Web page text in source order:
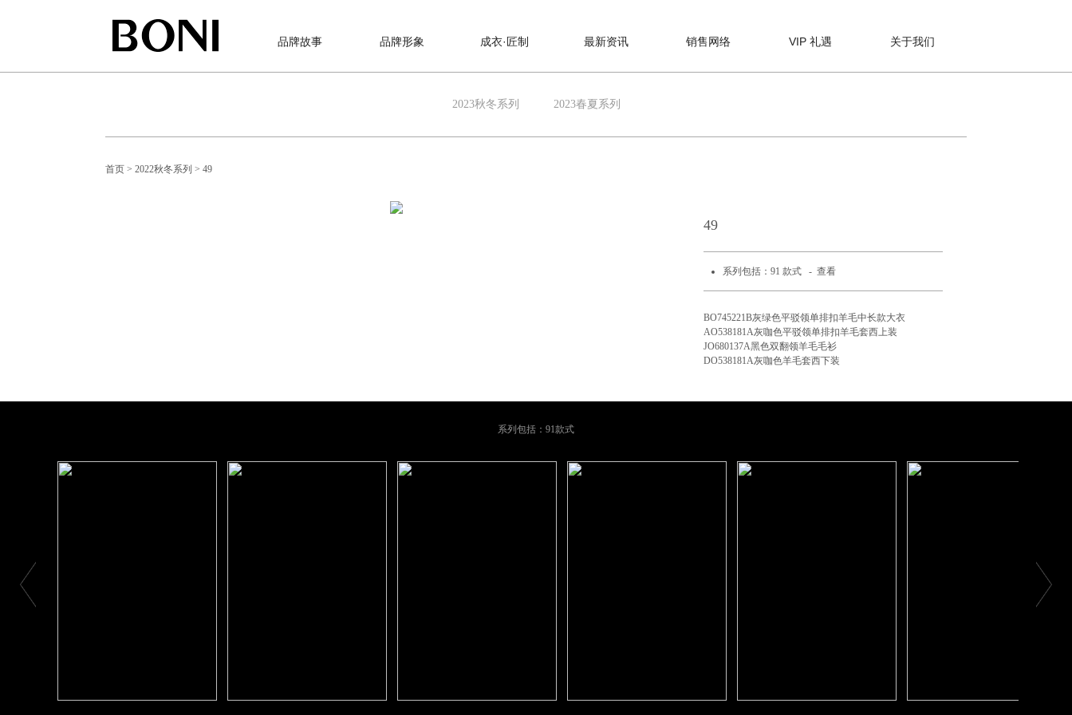
品牌故事 品牌形象 成衣·匠制 最新资讯 销售网络 VIP 礼遇 关于我们
2023秋冬系列 2023春夏系列
首页 > 2022秋冬系列 > 49
49
系列包括：91 款式 - 查看
BO745221B灰绿色平驳领单排扣羊毛中长款大衣
AO538181A灰咖色平驳领单排扣羊毛套西上装
JO680137A黑色双翻领羊毛毛衫
DO538181A灰咖色羊毛套西下装
系列包括：91款式